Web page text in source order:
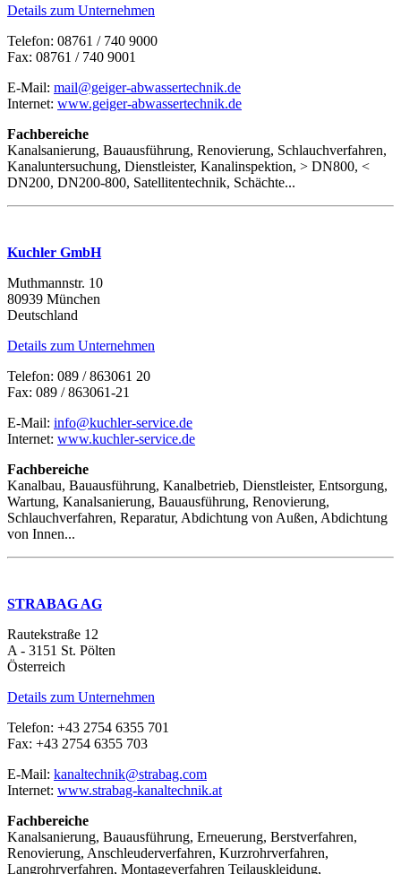
Details zum Unternehmen
Telefon: 08761 / 740 9000
Fax: 08761 / 740 9001
E-Mail: mail@geiger-abwassertechnik.de
Internet: www.geiger-abwassertechnik.de
Fachbereiche
Kanalsanierung, Bauausführung, Renovierung, Schlauchverfahren,
Kanaluntersuchung, Dienstleister, Kanalinspektion, > DN800, <
DN200, DN200-800, Satellitentechnik, Schächte...
Kuchler GmbH
Muthmannstr. 10
80939 München
Deutschland
Details zum Unternehmen
Telefon: 089 / 863061 20
Fax: 089 / 863061-21
E-Mail: info@kuchler-service.de
Internet: www.kuchler-service.de
Fachbereiche
Kanalbau, Bauausführung, Kanalbetrieb, Dienstleister, Entsorgung,
Wartung, Kanalsanierung, Bauausführung, Renovierung,
Schlauchverfahren, Reparatur, Abdichtung von Außen, Abdichtung
von Innen...
STRABAG AG
Rautekstraße 12
A - 3151 St. Pölten
Österreich
Details zum Unternehmen
Telefon: +43 2754 6355 701
Fax: +43 2754 6355 703
E-Mail: kanaltechnik@strabag.com
Internet: www.strabag-kanaltechnik.at
Fachbereiche
Kanalsanierung, Bauausführung, Erneuerung, Berstverfahren,
Renovierung, Anschleuderverfahren, Kurzrohrverfahren,
Langrohrverfahren, Montageverfahren Teilauskleidung,